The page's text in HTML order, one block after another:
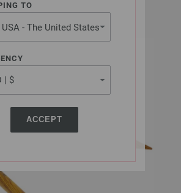
TO
USA - The United States
ACCEPT